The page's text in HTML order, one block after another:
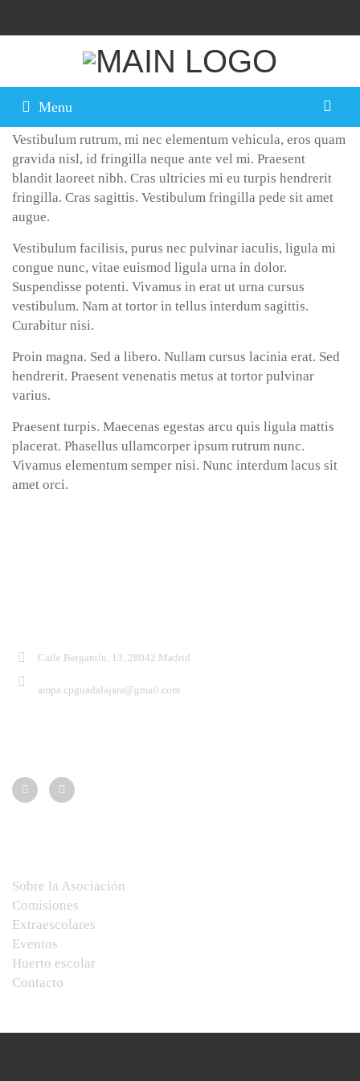
Menu
AENEAN UT EROS ET
Vestibulum rutrum, mi nec elementum vehicula, eros quam
gravida nisl, id fringilla neque ante vel mi. Praesent
blandit laoreet nibh. Cras ultricies mi eu turpis hendrerit
fringilla. Cras sagittis. Vestibulum fringilla pede sit amet
augue.
Vestibulum facilisis, purus nec pulvinar iaculis, ligula mi
congue nunc, vitae euismod ligula urna in dolor.
Suspendisse potenti. Vivamus in erat ut urna cursus
vestibulum. Nam at tortor in tellus interdum sagittis.
Curabitur nisi.
Proin magna. Sed a libero. Nullam cursus lacinia erat. Sed
hendrerit. Praesent venenatis metus at tortor pulvinar
varius.
Praesent turpis. Maecenas egestas arcu quis ligula mattis
placerat. Phasellus ullamcorper ipsum rutrum nunc.
Vivamus elementum semper nisi. Nunc interdum lacus sit
amet orci.
Calle Bergantín, 13, 28042 Madrid
ampa.cpguadalajara@gmail.com
Sobre la Asociación
Comisiones
Extraescolares
Eventos
Huerto escolar
Contacto